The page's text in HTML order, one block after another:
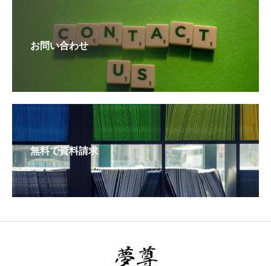
お問い合わせ
無料で資料請求